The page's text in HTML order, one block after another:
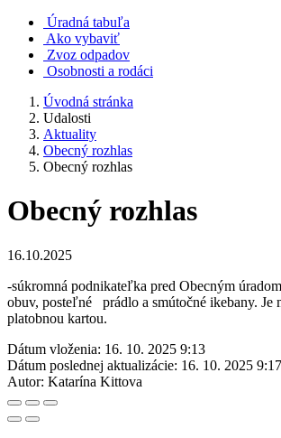
Úradná tabuľa
Ako vybaviť
Zvoz odpadov
Osobnosti a rodáci
Úvodná stránka
Udalosti
Aktuality
Obecný rozhlas
Obecný rozhlas
Obecný rozhlas
16.10.2025
-súkromná podnikateľka pred Obecným
obuv, posteľné prádlo a smútočné ikebany. Je
platobnou kartou.
Dátum vloženia: 16. 10. 2025 9:13
Dátum poslednej aktualizácie: 16. 10. 2025 9:17
Autor: Katarína Kittova